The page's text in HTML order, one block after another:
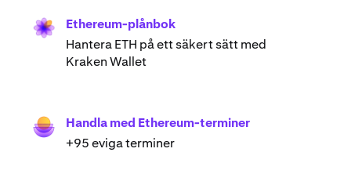
Ethereum-plånbok
Hantera ETH på ett säkert sätt med
Kraken Wallet
Handla med Ethereum-terminer
+95 eviga terminer